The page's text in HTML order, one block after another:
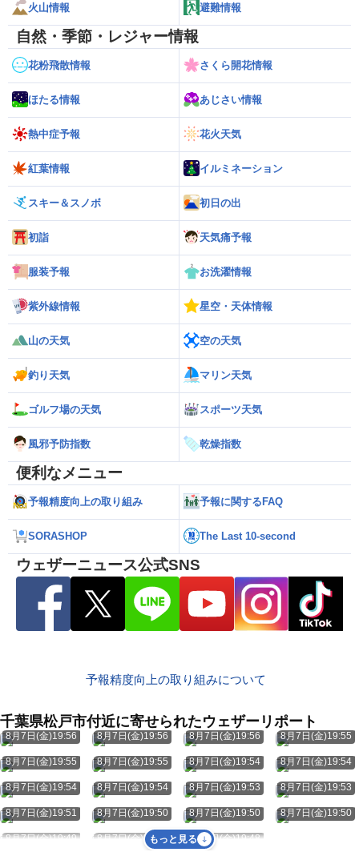
火山情報 避難情報
自然・季節・レジャー情報
花粉飛散情報 さくら開花情報
ほたる情報 あじさい情報
熱中症予報 花火天気
紅葉情報 イルミネーション
スキー＆スノボ 初日の出
初詣 天気痛予報
服装予報 お洗濯情報
紫外線情報 星空・天体情報
山の天気 空の天気
釣り天気 マリン天気
ゴルフ場の天気 スポーツ天気
風邪予防指数 乾燥指数
便利なメニュー
予報精度向上の取り組み 予報に関するFAQ
SORASHOP The Last 10-second
ウェザーニュース公式SNS
予報精度向上の取り組みについて
千葉県松戸市付近に寄せられたウェザーリポート
8月7日(金)19:56 8月7日(金)19:56 8月7日(金)19:56 8月7日(金)19:55
8月7日(金)19:55 8月7日(金)19:55 8月7日(金)19:54 8月7日(金)19:54
8月7日(金)19:54 8月7日(金)19:54 8月7日(金)19:53 8月7日(金)19:53
8月7日(金)19:51 8月7日(金)19:50 8月7日(金)19:50 8月7日(金)19:50
8月7日(金)19:49 8月7日(金)19:48 8月7日(金)19:48
もっと見る